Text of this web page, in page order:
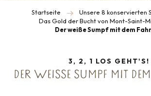
Startseite
Unsere 8 konservierten
Das Gold der Bucht von Mont-Saint-
Der weiße Sumpf mit dem
3, 2, 1 LOS GEHT'S!
DER WEISSE SUMPF MIT